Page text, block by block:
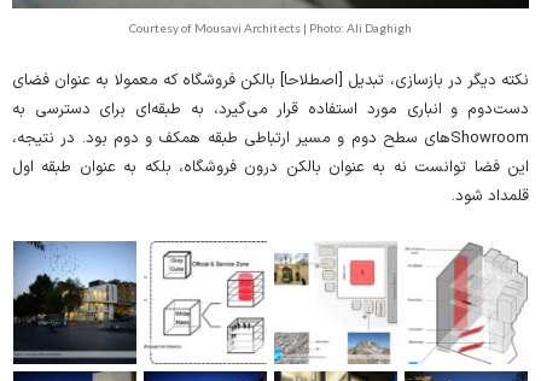
Courtesy of Mousavi Architects | Photo: Ali Daghigh
نکته دیگر در بازسازی، تبدیل [اصطلاحا] بالکن فروشگاه که معمولا به عنوان فضای
دست‌دوم و انباری مورد استفاده قرار می‌گیرد، به طبقه‌ای برای دسترسی به
Showroomهای سطح دوم و مسیر ارتباطی طبقه همکف و دوم بود. در نتیجه،
این فضا توانست نه به عنوان بالکن درون فروشگاه، بلکه به عنوان طبقه اول
قلمداد شود.